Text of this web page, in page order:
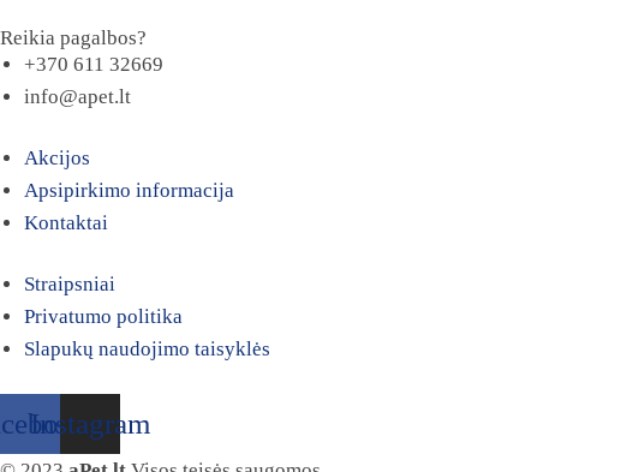
Reikia pagalbos?
+370 611 32669
info@apet.lt
Akcijos
Apsipirkimo informacija
Kontaktai
Straipsniai
Privatumo politika
Slapukų naudojimo taisyklės
Instagram